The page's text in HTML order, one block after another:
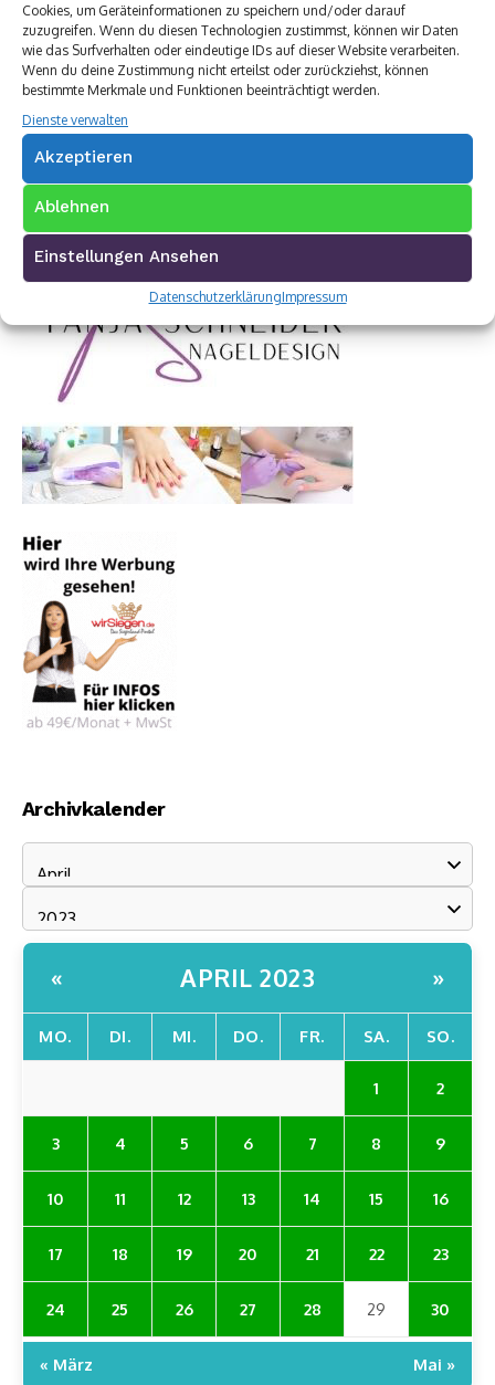
Cookies, um Geräteinformationen zu speichern und/oder darauf
zuzugreifen. Wenn du diesen Technologien zustimmst, können wir Daten
wie das Surfverhalten oder eindeutige IDs auf dieser Website verarbeiten.
Wenn du deine Zustimmung nicht erteilst oder zurückziehst, können
bestimmte Merkmale und Funktionen beeinträchtigt werden.
Dienste verwalten
Akzeptieren
Ablehnen
Einstellungen Ansehen
DatenschutzerklärungImpressum
Archivkalender
« APRIL 2023 »
MO. DI. MI. DO. FR. SA. SO.
1 2
3 4 5 6 7 8 9
10 11 12 13 14 15 16
17 18 19 20 21 22 23
24 25 26 27 28 29 30
« März Mai »